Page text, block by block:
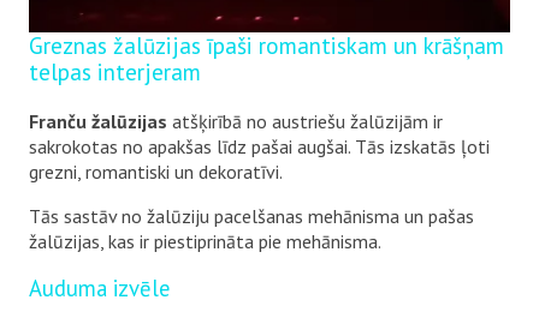
Greznas žalūzijas īpaši romantiskam un krāšņam
telpas interjeram
Franču žalūzijas atšķirībā no austriešu žalūzijām ir
sakrokotas no apakšas līdz pašai augšai. Tās izskatās ļoti
grezni, romantiski un dekoratīvi.
Tās sastāv no žalūziju pacelšanas mehānisma un pašas
žalūzijas, kas ir piestiprināta pie mehānisma.
Auduma izvēle